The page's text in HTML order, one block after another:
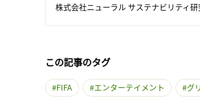
株式会社ニューラル サステナビリティ
この記事のタグ
FIFA エンターテイメント グ